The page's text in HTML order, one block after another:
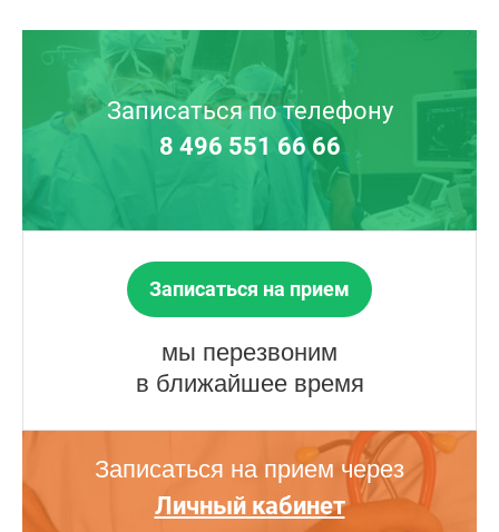
Записаться по телефону
8 496 551 66 66
Записаться на прием
мы перезвоним
в ближайшее время
Записаться на прием через
Личный кабинет